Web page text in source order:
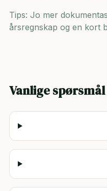
Tips: Jo mer
årsregnskap og en kort
Vanlige